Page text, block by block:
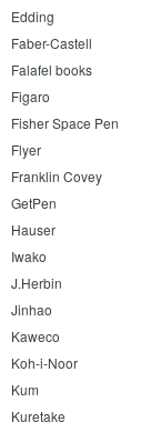
Edding
Faber-Castell
Falafel books
Figaro
Fisher Space Pen
Flyer
Franklin Covey
GetPen
Hauser
Iwako
J.Herbin
Jinhao
Kaweco
Koh-i-Noor
Kum
Kuretake